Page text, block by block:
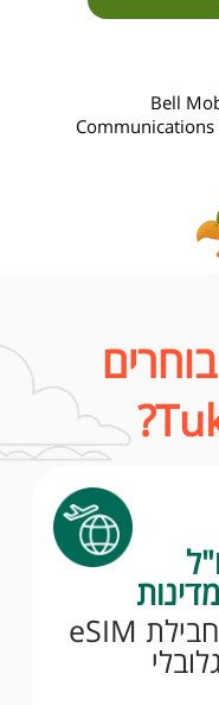
Bell
Communications
עם אפשרות לרכישת חבילת eSIM